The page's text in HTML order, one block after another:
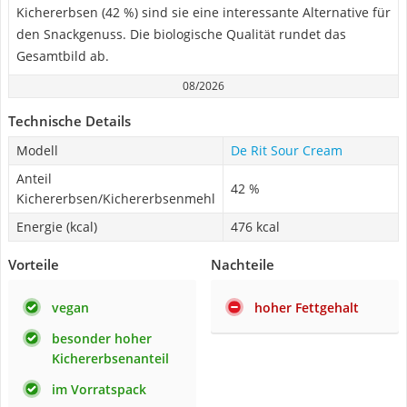
Kichererbsen (42 %) sind sie eine interessante Alternative für
den Snackgenuss. Die biologische Qualität rundet das
Gesamtbild ab.
08/2026
Technische Details
Modell
De Rit Sour Cream
Anteil
Kichererbsen/Kichererbsenmehl
42 %
Energie (kcal) 476 kcal
Vorteile
vegan
besonder hoher
Kichererbsenanteil
im Vorratspack
Nachteile
hoher Fettgehalt